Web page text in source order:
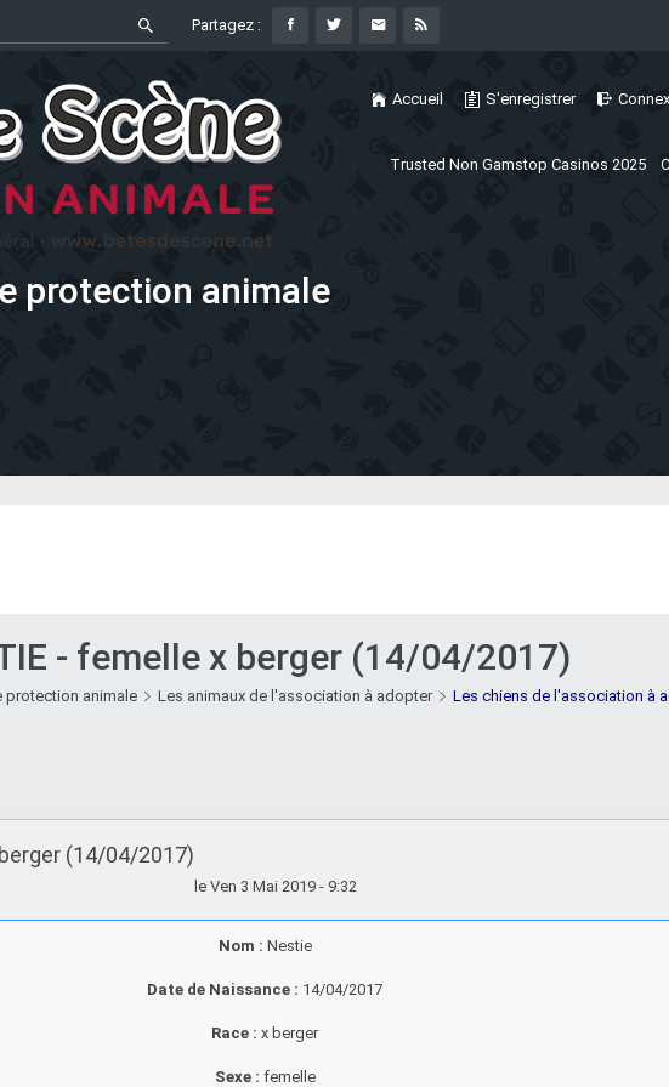
Partagez :
Accueil S'enregistrer
Trusted Non Gamstop Casinos 2025
protection animale
- femelle x berger (14/04/2017)
protection animale Les animaux de l'association à adopter Les chiens de l'association à
(14/04/2017)
le Ven 3 Mai 2019 - 9:32
Nom : Nestie
Date de Naissance : 14/04/2017
Race : x berger
Sexe : femelle